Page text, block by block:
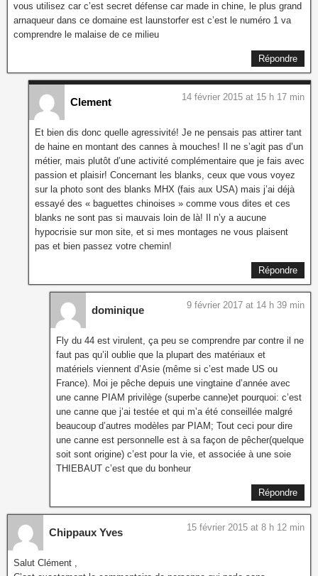
vous utilisez car c’est secret défense car made in chine, le plus grand
arnaqueur dans ce domaine est launstorfer est c’est le numéro 1 va
comprendre le malaise de ce milieu
Répondre
Clement 14 février 2015 at 15 h 17 min
Et bien dis donc quelle agressivité! Je ne pensais pas attirer tant
de haine en montant des cannes à mouches! Il ne s’agit pas d’un
métier, mais plutôt d’une activité complémentaire que je fais avec
passion et plaisir! Concernant les blanks, ceux que vous voyez
sur la photo sont des blanks MHX (fais aux USA) mais j’ai déjà
essayé des « baguettes chinoises » comme vous dites et ces
blanks ne sont pas si mauvais loin de là! Il n’y a aucune
hypocrisie sur mon site, et si mes montages ne vous plaisent
pas et bien passez votre chemin!
Répondre
dominique 9 février 2017 at 14 h 39 min
Fly du 44 est virulent, ça peu se comprendre par contre il ne
faut pas qu’il oublie que la plupart des matériaux et
matériels viennent d’Asie (même si c’est made US ou
France). Moi je pêche depuis une vingtaine d’année avec
une canne PIAM privilège (superbe canne)et pourquoi: c’est
une canne que j’ai testée et qui m’a été conseillée malgré
beaucoup d’autres modèles par PIAM; Tout ceci pour dire
une canne est personnelle est à sa façon de pêcher(quelque
soit sont origine) c’est pour la vie, et associée à une soie
THIEBAUT c’est que du bonheur
Répondre
Chippaux Yves 15 février 2015 at 8 h 12 min
Salut Clément ,